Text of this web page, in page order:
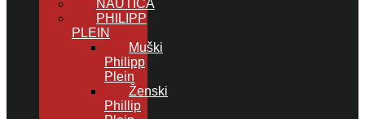
NAUTICA
PHILIPP
PLEIN
Muški
Philipp
Plein
Ženski
Phillip